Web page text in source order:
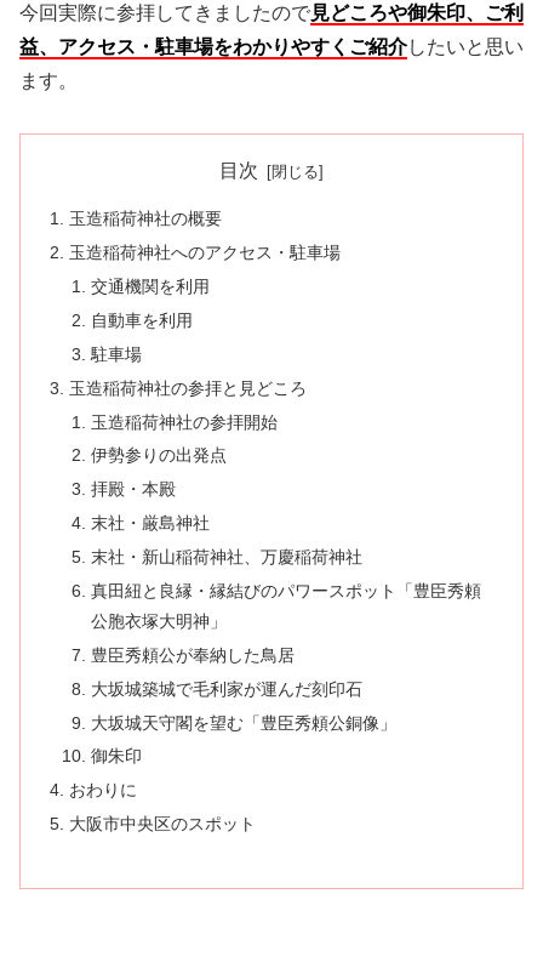
今回実際に参拝してきましたので見どころや御朱印、ご利
益、アクセス・駐車場をわかりやすくご紹介したいと思い
ます。
目次
玉造稲荷神社の概要
玉造稲荷神社へのアクセス・駐車場
交通機関を利用
自動車を利用
駐車場
玉造稲荷神社の参拝と見どころ
玉造稲荷神社の参拝開始
伊勢参りの出発点
拝殿・本殿
末社・厳島神社
末社・新山稲荷神社、万慶稲荷神社
真田紐と良縁・縁結びのパワースポット「豊臣秀頼
公胞衣塚大明神」
豊臣秀頼公が奉納した鳥居
大坂城築城で毛利家が運んだ刻印石
大坂城天守閣を望む「豊臣秀頼公銅像」
御朱印
おわりに
大阪市中央区のスポット